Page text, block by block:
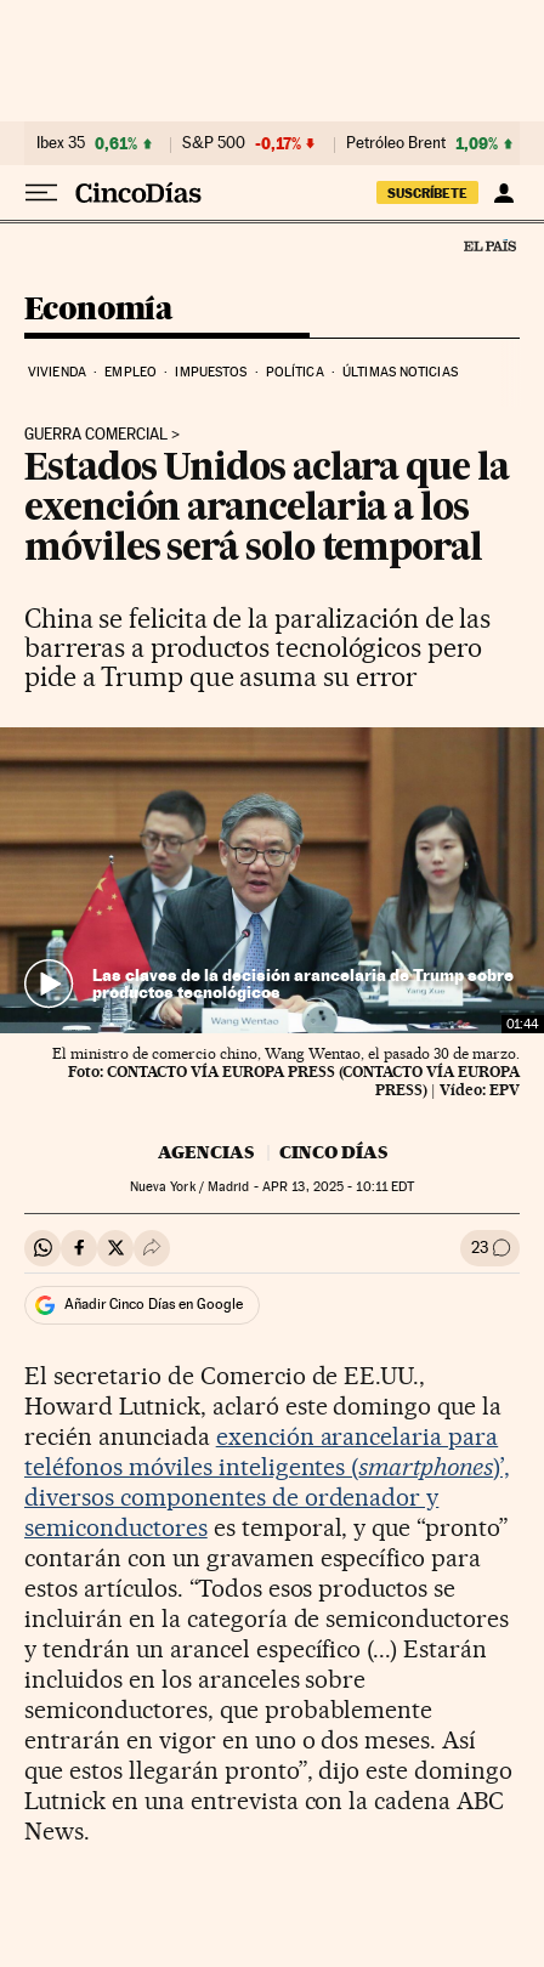
Ibex 35 0,61% S&P 500 -0,17% Petróleo Brent 1,09%
SUSCRÍBETE
Economía
VIVIENDA EMPLEO IMPUESTOS POLÍTICA ÚLTIMAS NOTICIAS
GUERRA COMERCIAL
Estados Unidos aclara que la
exención arancelaria a los
móviles será solo temporal
China se felicita de la paralización de las
barreras a productos tecnológicos pero
pide a Trump que asuma su error
01:44
Las claves de la decisión arancelaria de Trump sobre
productos tecnológicos
El ministro de comercio chino, Wang Wentao, el pasado 30 de marzo.
Foto: CONTACTO VÍA EUROPA PRESS (CONTACTO VÍA EUROPA
PRESS) | Vídeo: EPV
AGENCIAS CINCO DÍAS
Nueva York / Madrid - APR 13, 2025 - 10:11 EDT
Compartir en Whatsapp
Compartir en Facebook
Compartir en Twitter
Desplegar Redes Sociales 23 Ir a
Añadir Cinco Días en Google
El secretario de Comercio de EE.UU.,
Howard Lutnick, aclaró este domingo que la
recién anunciada exención arancelaria para
teléfonos móviles inteligentes (smartphones)’,
diversos componentes de ordenador y
semiconductoreses temporal, y que “pronto”
contarán con un gravamen específico para
estos artículos. “Todos esos productos se
incluirán en la categoría de semiconductores
y tendrán un arancel específico (...) Estarán
incluidos en los aranceles sobre
semiconductores, que probablemente
entrarán en vigor en uno o dos meses. Así
que estos llegarán pronto”, dijo este domingo
Lutnick en una entrevista con la cadena ABC
News.